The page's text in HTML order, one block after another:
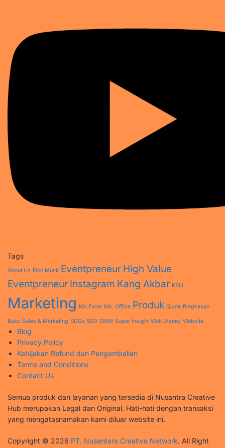
Tags
About Us Elon Musk Eventpreneur High Value
Eventpreneur Instagram Kang Akbar KBLI
Marketing Ms.Excel Ms. Office Produk Quote Ringkasan
Buku Sales & Marketing SDGs SEO SMM Super Insight Walt Disney Website
Blog
Privacy Policy
Kebijakan Refund dan Pengembalian
Terms and Conditions
Contact Us
Semua produk dan layanan yang tersedia di Nusantra Creative
Hub merupakan Legal dan Original. Hati-hati dengan transaksi
yang mengatasnamakan kami diluar website ini.
Copyright © 2026 PT. Nusantara Creative Network. All Right